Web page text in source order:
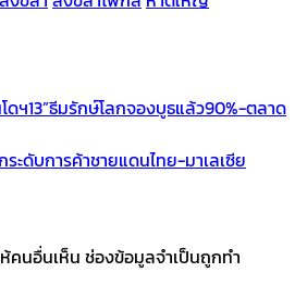
ดฯ13”ธีมรักษ์โลกจองบูธแล้ว90%-ตลาด
ะดับการค้าชายแดนไทย-มาเลเซีย
คนอื่นเห็น ช่องข้อมูลจำเป็นถูกทำ